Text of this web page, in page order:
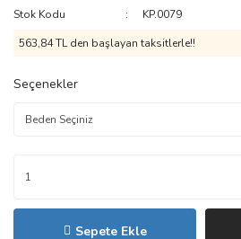
Stok Kodu
KP.0079
563,84 TL den başlayan taksitlerle!!
Seçenekler
Sepete Ekle